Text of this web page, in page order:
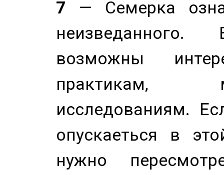
7 — Семерка
возможны
практикам,
исследованиям.
опускаеться в
нужно